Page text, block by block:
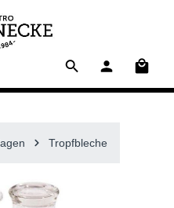
Tropfbleche